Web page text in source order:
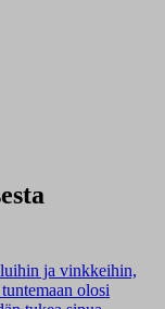
ja vinkkeihin,
olosi